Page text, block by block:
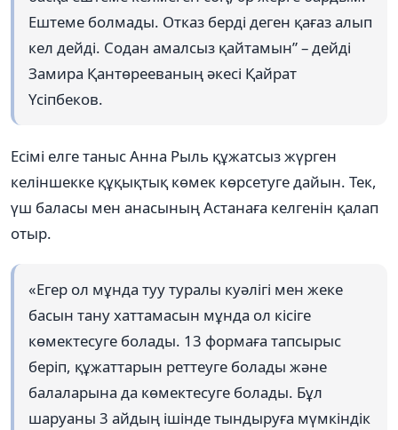
Ештеме болмады. Отказ берді деген қағаз алып
кел дейді. Содан амалсыз қайтамын” – дейді
Замира Қантөрееваның әкесі Қайрат
Үсіпбеков.
Есімі елге таныс Анна Рыль құжатсыз жүрген
келіншекке құқықтық көмек көрсетуге дайын. Тек,
үш баласы мен анасының Астанаға келгенін қалап
отыр.
«Егер ол мұнда туу туралы куәлігі мен жеке
басын тану хаттамасын мұнда ол кісіге
көмектесуге болады. 13 формаға тапсырыс
беріп, құжаттарын реттеуге болады және
балаларына да көмектесуге болады. Бұл
шаруаны 3 айдың ішінде тындыруға мүмкіндік